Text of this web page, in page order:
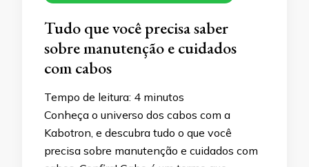
Tudo que você precisa saber
sobre manutenção e cuidados
com cabos
Tempo de leitura: 4 minutos
Conheça o universo dos cabos com a
Kabotron, e descubra tudo o que você
precisa sobre manutenção e cuidados com